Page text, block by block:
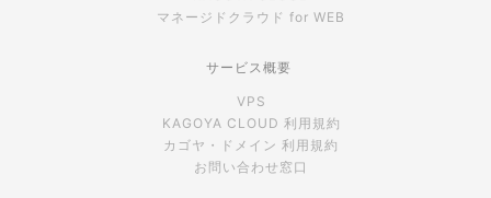
マネージドクラウド for WEB
サービス概要
VPS
KAGOYA CLOUD 利用規約
カゴヤ・ドメイン 利用規約
お問い合わせ窓口